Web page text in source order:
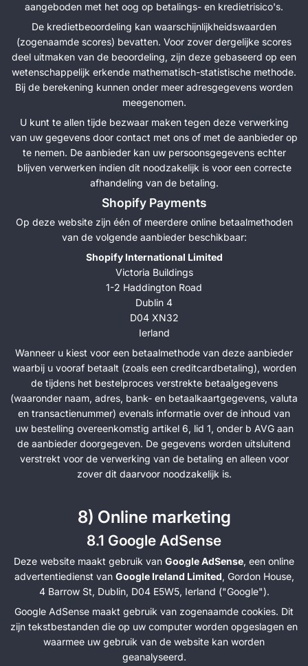
aangeboden met het oog op betalings- en kredietrisico's.
De kredietbeoordeling kan waarschijnlijkheidswaarden
(zogenaamde scores) bevatten. Voor zover dergelijke scores
deel uitmaken van de beoordeling, zijn deze gebaseerd op een
wetenschappelijk erkende mathematisch-statistische methode.
Bij de berekening kunnen onder meer adresgegevens worden
meegenomen.
U kunt te allen tijde bezwaar maken tegen deze verwerking
van uw gegevens door contact met ons of met de aanbieder op
te nemen. De aanbieder kan uw persoonsgegevens echter
blijven verwerken indien dit noodzakelijk is voor een correcte
afhandeling van de betaling.
Shopify Payments
Op deze website zijn één of meerdere online betaalmethoden
van de volgende aanbieder beschikbaar:
Shopify International Limited
Victoria Buildings
1-2 Haddington Road
Dublin 4
D04 XN32
Ierland
Wanneer u kiest voor een betaalmethode van deze aanbieder
waarbij u vooraf betaalt (zoals een creditcardbetaling), worden
de tijdens het bestelproces verstrekte betaalgegevens
(waaronder naam, adres, bank- en betaalkaartgegevens, valuta
en transactienummer) evenals informatie over de inhoud van
uw bestelling overeenkomstig artikel 6, lid 1, onder b AVG aan
de aanbieder doorgegeven. De gegevens worden uitsluitend
verstrekt voor de verwerking van de betaling en alleen voor
zover dit daarvoor noodzakelijk is.
8) Online marketing
8.1 Google AdSense
Deze website maakt gebruik van Google AdSense, een online
advertentiedienst van Google Ireland Limited, Gordon House,
4 Barrow St, Dublin, D04 E5W5, Ierland ("Google").
Google AdSense maakt gebruik van zogenaamde cookies. Dit
zijn tekstbestanden die op uw computer worden opgeslagen en
waarmee uw gebruik van de website kan worden
geanalyseerd.